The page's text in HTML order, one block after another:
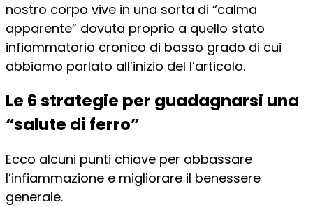
nostro corpo vive in una sorta di “calma
apparente” dovuta proprio a quello stato
infiammatorio cronico di basso grado di cui
abbiamo parlato all’inizio del l’articolo.
Le 6 strategie per guadagnarsi una
“salute di ferro”
Ecco alcuni punti chiave per abbassare
l’infiammazione e migliorare il benessere
generale.